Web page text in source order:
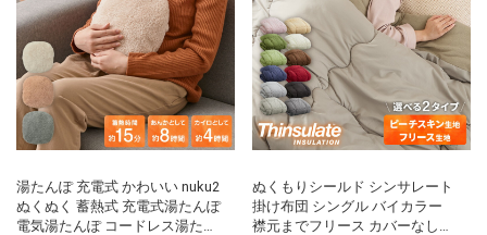
湯たんぽ 充電式 かわいい nuku2
ぬくぬく 蓄熱式 充電式湯たんぽ
電気湯たんぽ コードレス湯たん
ぬくもりシールド シンサレート
掛け布団 シングル バイカラー
襟元までフリース カバーなしで